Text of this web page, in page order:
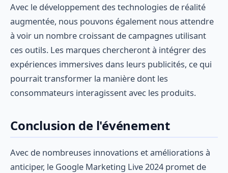
Avec le développement des technologies de réalité
augmentée, nous pouvons également nous attendre
à voir un nombre croissant de campagnes utilisant
ces outils. Les marques chercheront à intégrer des
expériences immersives dans leurs publicités, ce qui
pourrait transformer la manière dont les
consommateurs interagissent avec les produits.
Conclusion de l'événement
Avec de nombreuses innovations et améliorations à
anticiper, le Google Marketing Live 2024 promet de